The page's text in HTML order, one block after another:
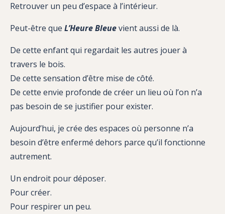
Retrouver un peu d’espace à l’intérieur.
Peut-être que L’Heure Bleuevient aussi de là.
De cette enfant qui regardait les autres jouer à
travers le bois.
De cette sensation d’être mise de côté.
De cette envie profonde de créer un lieu où l’on n’a
pas besoin de se justifier pour exister.
Aujourd’hui, je crée des espaces où personne n’a
besoin d’être enfermé dehors parce qu’il fonctionne
autrement.
Un endroit pour déposer.
Pour créer.
Pour respirer un peu.